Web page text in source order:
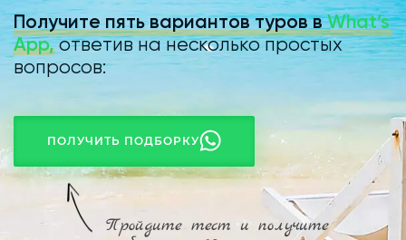
Получите пять вариантов туров вWhat’s
App,ответив на несколько простых
вопросов:
ПОЛУЧИТЬ ПОДБОРКУ
Пройдите тест и получите